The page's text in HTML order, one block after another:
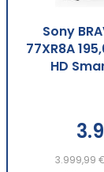
Sony
77XR8A
HD
3.999,99